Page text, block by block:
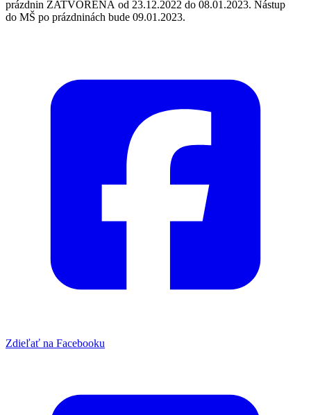
prázdnin ZATVORENÁ od 23.12.2022 do 08.01.2023. Nástup
do MŠ po prázdninách bude 09.01.2023.
Zdieľať na Facebooku